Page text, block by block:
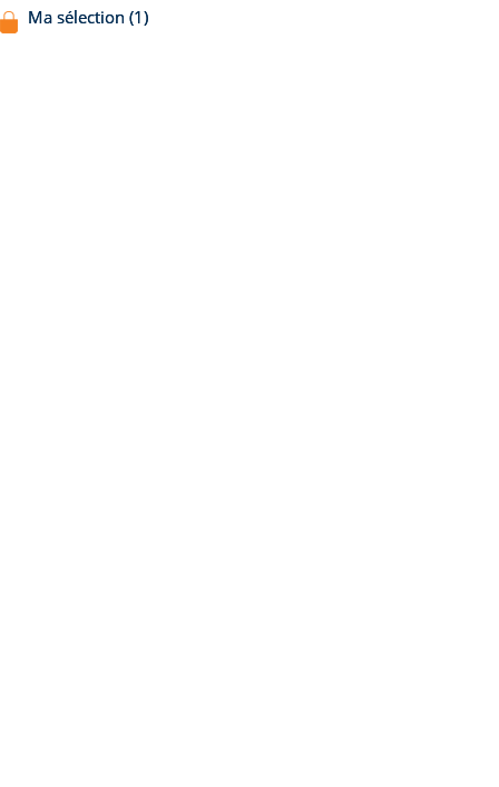
Ma sélection (1)